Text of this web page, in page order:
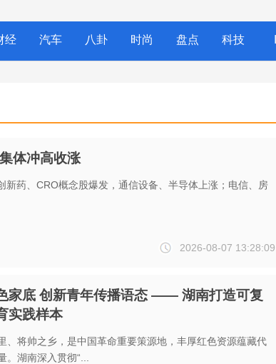
经 汽车 八卦 时尚 盘点 科技
体冲高收涨
药、CRO概念股爆发，通信设备、半导体上涨；电信、房
2026-08-07 13:28:09
家底 创新青年传播语态 —— 湖南打造可复
实践样本
、将帅之乡，是中国革命重要策源地，丰厚红色资源蕴藏代
。湖南深入贯彻“...